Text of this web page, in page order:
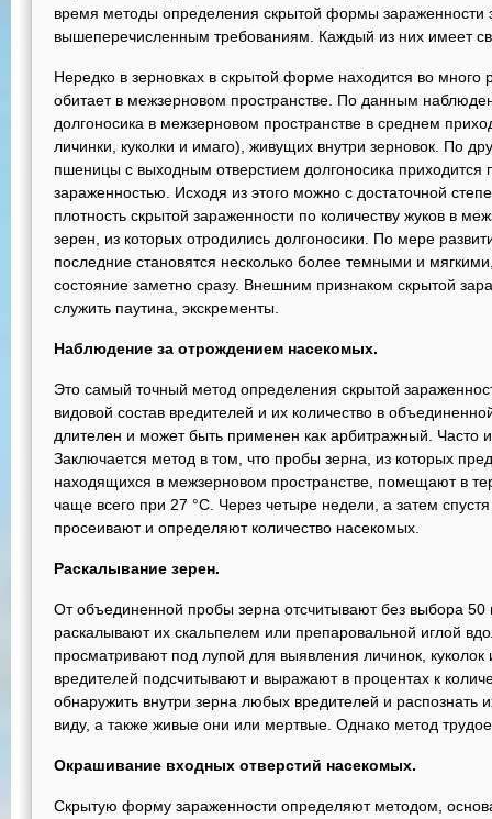
время методы определения скрытой формы зараженности
вышеперечисленным требованиям. Каждый из них имеет
Нередко в зерновках в скрытой форме находится во
обитает в межзерновом пространстве. По данным
долгоносика в межзер­новом пространстве в среднем
личинки, куколки и имаго), живущих внутри зерновок. По
пшеницы с выходным отверстием долгоносика приходится
зараженностью. Исходя из этого можно с достаточной
плотность скрытой зараженности по количеству жуков в
зерен, из которых отроди­лись долгоносики. По мере
последние стано­вятся несколько более темными и
состояние заметно сразу. Внешним признаком скрытой
служить паутина, экскре­менты.
Наблюдение за отрождением насекомых.
Это самый точный метод определения скрытой
видовой состав вредителей и их количество в
длителен и может быть применен как арбитражный. Часто
Заключается метод в том, что пробы зерна, из которых
находящихся в межзерновом пространстве, помещают в
чаще всего при 27 °С. Через четыре недели, а затем
просеи­вают и определяют количество насекомых.
Раскалывание зерен.
От объединенной пробы зерна отсчитывают без выбора 50
раскалывают их скальпелем или препаровальной иглой
просматривают под лупой для выявления личинок,
вредителей подсчитывают и выражают в процентах к
обнаружить внутри зерна любых вредителей и распознать
виду, а также живые они или мертвые. Однако метод
Окрашивание входных отверстий насекомых.
Скрытую форму зараженности определяют методом,